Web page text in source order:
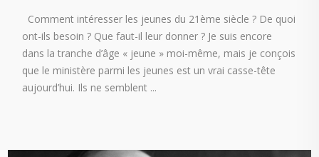
Comment intéresser les jeunes du 21ème siècle ? De quoi
ont-ils besoin ? Que faut-il leur donner ? Je suis encore
dans la tranche d’âge « jeune » moi-même, mais je conçois
que le ministère parmi les jeunes est un vrai casse-tête
aujourd’hui. Ils ne semblent